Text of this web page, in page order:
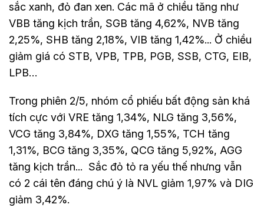
sắc xanh, đỏ đan xen. Các mã ở chiều tăng như
VBB tăng kịch trần, SGB tăng 4,62%, NVB tăng
2,25%, SHB tăng 2,18%, VIB tăng 1,42%... Ở chiều
giảm giá có STB, VPB, TPB, PGB, SSB, CTG, EIB,
LPB…
Trong phiên 2/5, nhóm cổ phiếu bất động sản khá
tích cực với VRE tăng 1,34%, NLG tăng 3,56%,
VCG tăng 3,84%, DXG tăng 1,55%, TCH tăng
1,31%, BCG tăng 3,35%, QCG tăng 5,92%, AGG
tăng kịch trần... Sắc đỏ tỏ ra yếu thế nhưng vẫn
có 2 cái tên đáng chú ý là NVL giảm 1,97% và DIG
giảm 3,42%.